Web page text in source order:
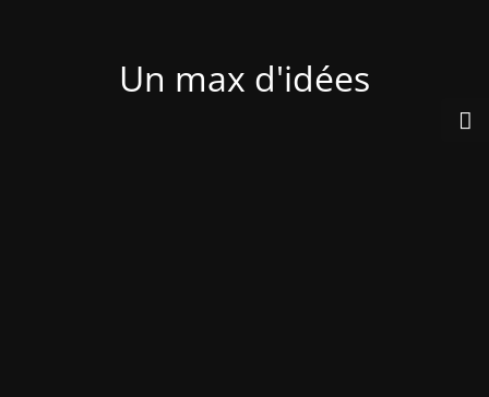
Un max d'idées